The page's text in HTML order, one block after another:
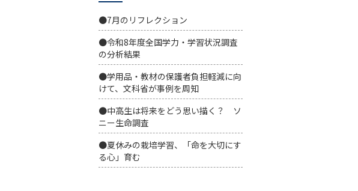
●7月のリフレクション
●令和8年度全国学力・学習状況調査
の分析結果
●学用品・教材の保護者負担軽減に向
けて、文科省が事例を周知
●中高生は将来をどう思い描く？ ソ
ニー生命調査
●夏休みの栽培学習、「命を大切にす
る心」育む